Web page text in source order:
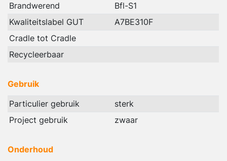
Brandwerend
Bfl-S1
Kwaliteitslabel GUT
A7BE310F
Cradle tot Cradle
Recycleerbaar
Gebruik
Particulier gebruik
sterk
Project gebruik
zwaar
Onderhoud